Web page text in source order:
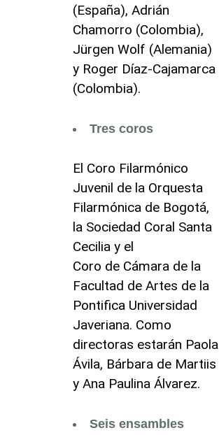
(España), Adrián
Chamorro (Colombia),
Jürgen Wolf (Alemania)
y Roger Díaz-Cajamarca
(Colombia).
Tres coros
El Coro Filarmónico
Juvenil de la Orquesta
Filarmónica de Bogotá,
la Sociedad Coral Santa
Cecilia y el
Coro de Cámara de la
Facultad de Artes de la
Pontifica Universidad
Javeriana. Como
directoras estarán Paola
Ávila, Bárbara de Martiis
y Ana Paulina Álvarez.
Seis ensambles